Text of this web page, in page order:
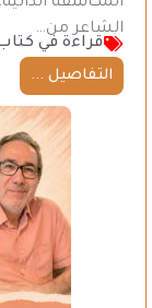
الشاعر من…
قراءة في
التفاصيل ...